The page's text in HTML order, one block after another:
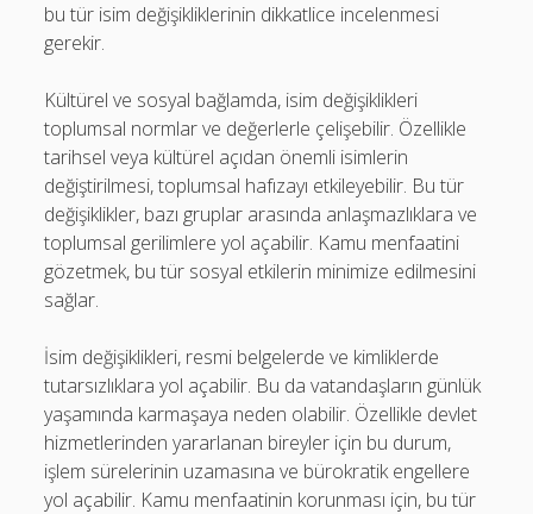
bu tür isim değişikliklerinin dikkatlice incelenmesi
gerekir.
Kültürel ve sosyal bağlamda, isim değişiklikleri
toplumsal normlar ve değerlerle çelişebilir. Özellikle
tarihsel veya kültürel açıdan önemli isimlerin
değiştirilmesi, toplumsal hafızayı etkileyebilir. Bu tür
değişiklikler, bazı gruplar arasında anlaşmazlıklara ve
toplumsal gerilimlere yol açabilir. Kamu menfaatini
gözetmek, bu tür sosyal etkilerin minimize edilmesini
sağlar.
İsim değişiklikleri, resmi belgelerde ve kimliklerde
tutarsızlıklara yol açabilir. Bu da vatandaşların günlük
yaşamında karmaşaya neden olabilir. Özellikle devlet
hizmetlerinden yararlanan bireyler için bu durum,
işlem sürelerinin uzamasına ve bürokratik engellere
yol açabilir. Kamu menfaatinin korunması için, bu tür